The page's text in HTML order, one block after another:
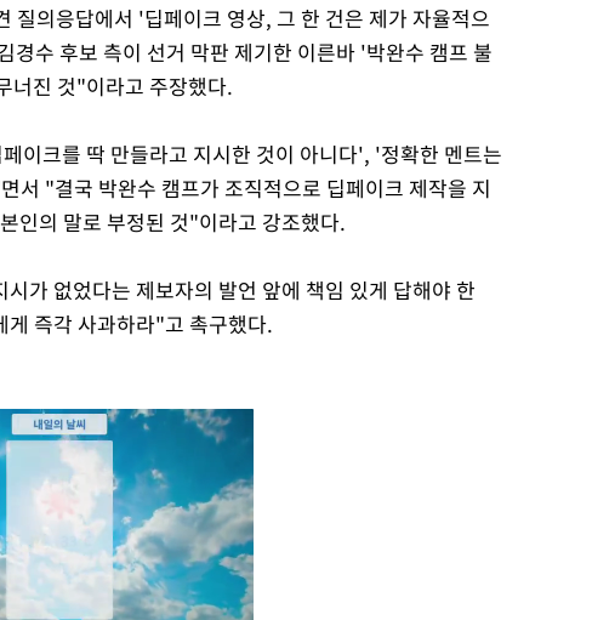
질의응답에서 '딥페이크 영상, 그 한 건은 제가 자율적으
수 후보 측이 선거 막판 제기한 이른바 '박완수 캠프 불
너진 것"이라고 주장했다.
이크를 딱 만들라고 지시한 것이 아니다', '정확한 멘트는
서 "결국 박완수 캠프가 조직적으로 딥페이크 제작을 지
인의 말로 부정된 것"이라고 강조했다.
가 없었다는 제보자의 발언 앞에 책임 있게 답해야 한
즉각 사과하라"고 촉구했다.